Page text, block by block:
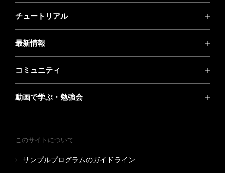
チュートリアル
最新情報
コミュニティ
動画で学ぶ・勉強会
このサイトについて
サンプルプログラムのガイドライン